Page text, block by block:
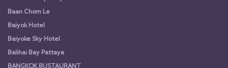
Baan Chom Le
Baiyok Hotel
Baiyoke Sky Hotel
Balihai Bay Pattaya
BANGKOK BUSTAURANT